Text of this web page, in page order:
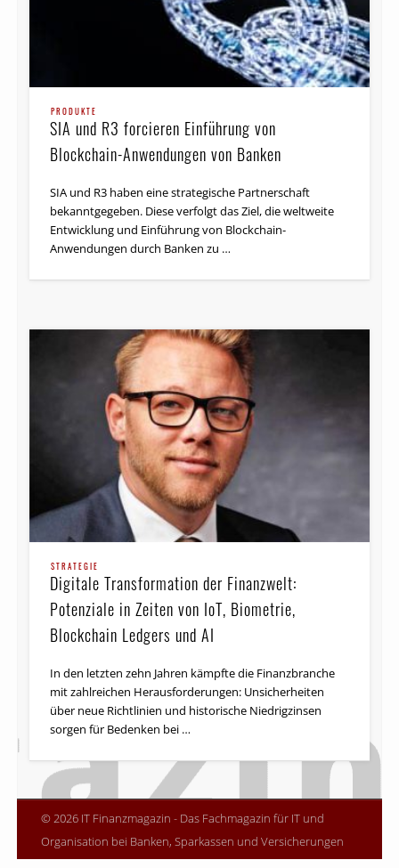
PRODUKTE
SIA und R3 forcieren Einführung von
Blockchain-Anwendungen von Banken
SIA und R3 haben eine strategische Partnerschaft
bekanntgegeben. Diese verfolgt das Ziel, die weltweite
Entwicklung und Einführung von Blockchain-
Anwendungen durch Banken zu …
STRATEGIE
Digitale Transformation der Finanzwelt:
Potenziale in Zeiten von IoT, Biometrie,
Blockchain Ledgers und AI
In den letzten zehn Jahren kämpfte die Finanzbranche
mit zahlreichen Herausforderungen: Unsicherheiten
über neue Richtlinien und historische Niedrigzinsen
sorgen für Bedenken bei …
© 2026 IT Finanzmagazin - Das Fachmagazin für IT und
Organisation bei Banken, Sparkassen und Versicherungen